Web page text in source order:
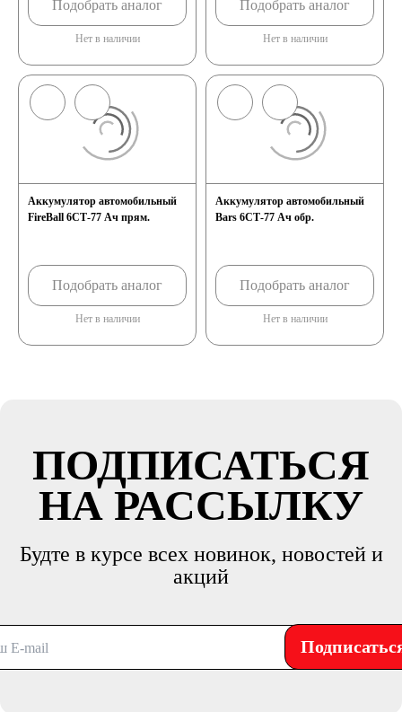
Подобрать аналог
Нет в наличии
Подобрать аналог
Нет в наличии
Аккумулятор автомобильный
FireBall 6СТ-77 Ач прям.
Подобрать аналог
Нет в наличии
Аккумулятор автомобильный
Bars 6СТ-77 Ач обр.
Подобрать аналог
Нет в наличии
ПОДПИСАТЬСЯ
НА РАССЫЛКУ
Будте в курсе всех новинок, новостей и
акций